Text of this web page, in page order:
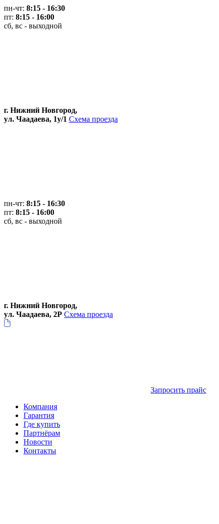
пн-чт: 8:15 - 16:30
пт: 8:15 - 16:00
сб, вс - выходной
г. Нижний Новгород,
ул. Чаадаева, 1у/1 Схема проезда
пн-чт: 8:15 - 16:30
пт: 8:15 - 16:00
сб, вс - выходной
г. Нижний Новгород,
ул. Чаадаева, 2Р Схема проезда
Запросить прайс
Компания
Гарантия
Где купить
Партнёрам
Новости
Контакты